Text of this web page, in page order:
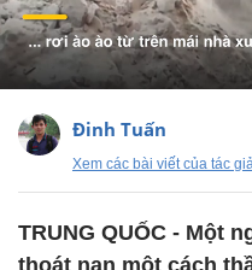
Đinh Tuấn
Xem các bài viết của tác
TRUNG QUỐC - Một
thoát nạn một cách